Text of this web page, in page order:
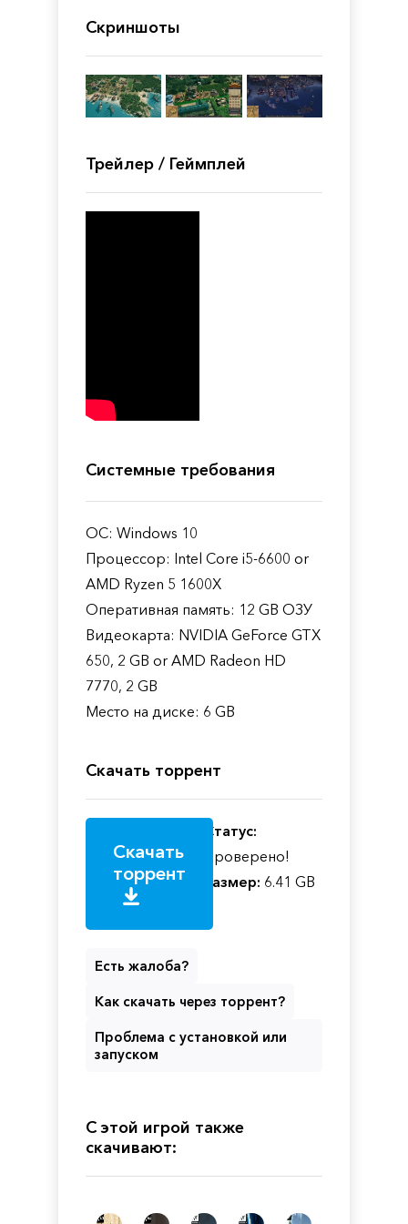
Скриншоты
Трейлер / Геймплей
Системные требования
ОС: Windows 10
Процессор: Intel Core i5-6600 or
AMD Ryzen 5 1600X
Оперативная память: 12 GB ОЗУ
Видеокарта: NVIDIA GeForce GTX
650, 2 GB or AMD Radeon HD
7770, 2 GB
Место на диске: 6 GB
Скачать торрент
Скачать
торрент
Статус:
Проверено!
Размер: 6.41 GB
Есть жалоба?
Как скачать через торрент?
Проблема с установкой или
запуском
С этой игрой также
скачивают: